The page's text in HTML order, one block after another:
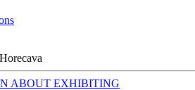
ABOUT EXHIBITING